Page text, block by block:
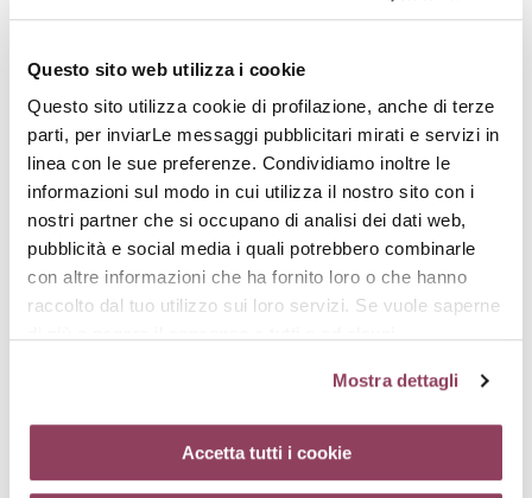
Questo sito web utilizza i cookie
Questo sito utilizza cookie di profilazione, anche di terze
parti, per inviarLe messaggi pubblicitari mirati e servizi in
linea con le sue preferenze. Condividiamo inoltre le
informazioni sul modo in cui utilizza il nostro sito con i
nostri partner che si occupano di analisi dei dati web,
pubblicità e social media i quali potrebbero combinarle
con altre informazioni che ha fornito loro o che hanno
raccolto dal tuo utilizzo sui loro servizi. Se vuole saperne
cliccando sul tasto “Accetta tutti i cookie”. Se non vuole i
“Rifiuta”. Chiudendo questo banner tramite l’apposito
comando “X” continuerai la navigazione del sito in
Mostra dettagli
Accetta tutti i cookie
Una maschera a base di caviale che offre
sensoriale inedita.
The Scrub (50 ml.)
Scrub a base di Caviale, stimola il
rinnovamento cellulare e affina la grana
della pelle.
L'intesa perfetta